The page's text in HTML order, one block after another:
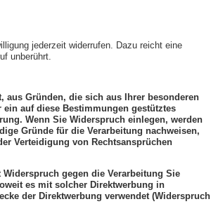
jederzeit widerrufen. Dazu reicht eine
unberührt.
aus Gründen, die sich aus Ihrer besonderen
auf diese Bestimmungen gestütztes
Wenn Sie Widerspruch einlegen, werden
Gründe für die Verarbeitung nachweisen,
Verteidigung von Rechtsansprüchen
gegen die Verarbeitung Sie
es mit solcher Direktwerbung in
der Direktwerbung verwendet (Widerspruch